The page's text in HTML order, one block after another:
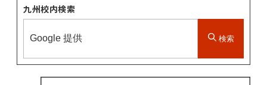
九州校内検索
検索